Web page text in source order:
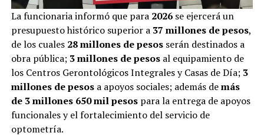
La funcionaria informó que para 2026se ejercerá un
presupuesto histórico superior a 37 millones de pesos,
de los cuales 28 millones de pesosserán destinados a
obra pública; 3 millones de pesosal equipamiento de
los Centros Gerontológicos Integrales y Casas de Día; 3
millones de pesosa apoyos sociales; además demás
de 3 millones 650 mil pesospara la entrega de apoyos
funcionales y el fortalecimiento del servicio de
optometría.